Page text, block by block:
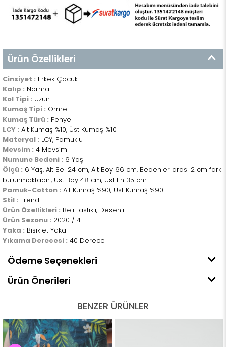
Ürün Özellikleri
Cinsiyet : Erkek Çocuk
Kalıp : Normal
Kol Tipi : Uzun
Kumaş Tipi : Örme
Kumaş Türü : Penye
LCY : Alt Kumaş %10, Üst Kumaş %10
Materyal : LCY, Pamuklu
Mevsim : 4 Mevsim
Numune Bedeni : 6 Yaş
Ölçü : 6 Yaş, Alt Bel 24 cm, Alt Boy 66 cm, Bedenler arası 2 cm fark
bulunmaktadır., Üst Boy 48 cm, Üst En 35 cm
Pamuk-Cotton : Alt Kumaş %90, Üst Kumaş %90
Stil : Trend
Ürün Özellikleri : Beli Lastikli, Desenli
Ürün Sezonu : 2020 / 4
Yaka : Bisiklet Yaka
Yıkama Derecesi : 40 Derece
Ödeme Seçenekleri
Ürün Önerileri
BENZER ÜRÜNLER